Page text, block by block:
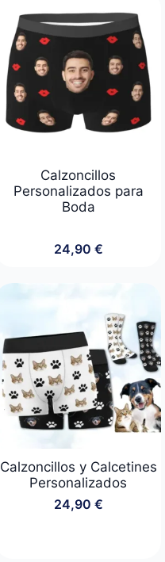
Calzoncillos
Personalizados para
Boda
24,90 €
Calzoncillos y Calcetines
Personalizados
24,90 €